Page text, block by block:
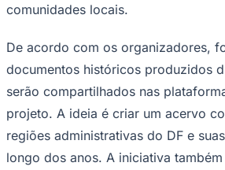
comunidades locais.
De acordo com os organizadores,
documentos históricos produzidos
serão compartilhados nas
projeto. A ideia é criar um acervo
regiões administrativas do DF e
longo dos anos. A iniciativa